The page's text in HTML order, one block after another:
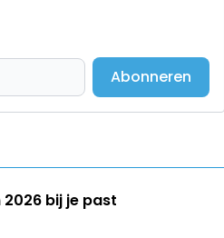
Abonneren
bij je past